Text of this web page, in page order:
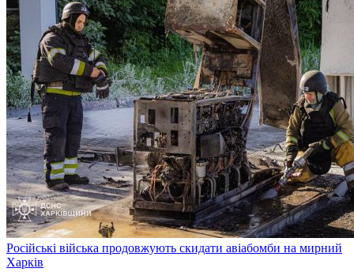
Російські війська продовжують скидати авіабомби на мирний
Харків